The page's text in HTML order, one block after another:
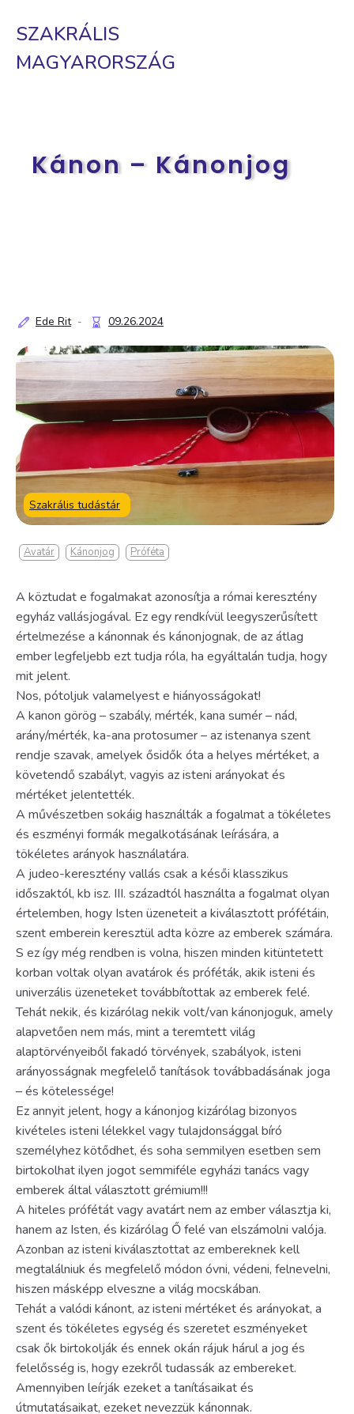
SZAKRÁLIS
MAGYARORSZÁG
Kánon – Kánonjog
Ede Rit - 09.26.2024
Szakrális tudástár
Avatár Kánonjog Próféta
A köztudat e fogalmakat azonosítja a római keresztény
egyház vallásjogával. Ez egy rendkívül leegyszerűsített
értelmezése a kánonnak és kánonjognak, de az átlag
ember legfeljebb ezt tudja róla, ha egyáltalán tudja, hogy
mit jelent.
Nos, pótoljuk valamelyest e hiányosságokat!
A kanon görög – szabály, mérték, kana sumér – nád,
arány/mérték, ka-ana protosumer – az istenanya szent
rendje szavak, amelyek ősidők óta a helyes mértéket, a
követendő szabályt, vagyis az isteni arányokat és
mértéket jelentették.
A művészetben sokáig használták a fogalmat a tökéletes
és eszményi formák megalkotásának leírására, a
tökéletes arányok használatára.
A judeo-keresztény vallás csak a késői klasszikus
időszaktól, kb isz. III. századtól használta a fogalmat olyan
értelemben, hogy Isten üzeneteit a kiválasztott prófétáin,
szent emberein keresztül adta közre az emberek számára.
S ez így még rendben is volna, hiszen minden kitüntetett
korban voltak olyan avatárok és próféták, akik isteni és
univerzális üzeneteket továbbítottak az emberek felé.
Tehát nekik, és kizárólag nekik volt/van kánonjoguk, amely
alapvetően nem más, mint a teremtett világ
alaptörvényeiből fakadó törvények, szabályok, isteni
arányosságnak megfelelő tanítások továbbadásának joga
– és kötelessége!
Ez annyit jelent, hogy a kánonjog kizárólag bizonyos
kivételes isteni lélekkel vagy tulajdonsággal bíró
személyhez kötődhet, és soha semmilyen esetben sem
birtokolhat ilyen jogot semmiféle egyházi tanács vagy
emberek által választott grémium!!!
A hiteles prófétát vagy avatárt nem az ember választja ki,
hanem az Isten, és kizárólag Ő felé van elszámolni valója.
Azonban az isteni kiválasztottat az embereknek kell
megtalálniuk és megfelelő módon óvni, védeni, felnevelni,
hiszen másképp elveszne a világ mocskában.
Tehát a valódi kánont, az isteni mértéket és arányokat, a
szent és tökéletes egység és szeretet eszményeket
csak ők birtokolják és ennek okán rájuk hárul a jog és
felelősség is, hogy ezekről tudassák az embereket.
Amennyiben leírják ezeket a tanításaikat és
útmutatásaikat, ezeket nevezzük kánonnak.